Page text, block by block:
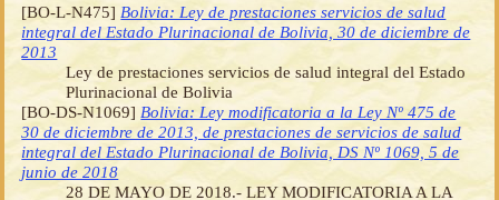
[BO-L-N475]Bolivia: Ley de prestaciones servicios de salud
integral del Estado Plurinacional de Bolivia, 30 de diciembre de
2013
Ley de prestaciones servicios de salud integral del Estado
Plurinacional de Bolivia
[BO-DS-N1069]Bolivia: Ley modificatoria a la Ley Nº 475 de
30 de diciembre de 2013, de prestaciones de servicios de salud
integral del Estado Plurinacional de Bolivia, DS Nº 1069, 5 de
junio de 2018
28 DE MAYO DE 2018.- LEY MODIFICATORIA A LA